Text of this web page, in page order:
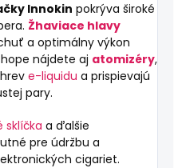
Innokin pokrýva široké
Žhaviace hlavy
a optimálny výkon
nájdete aj atomizéry,
e-liquidu a prispievajú
pary.
sklíčka a ďalšie
pre údržbu a
cigariet.